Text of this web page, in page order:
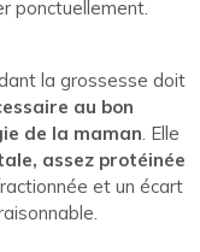
ponctuellement.
la grossesse doit
au bon
de la maman. Elle
assez protéinée
et un écart